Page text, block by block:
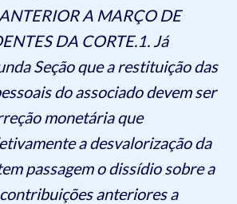
A MARÇO DE
DA CORTE.1. Já
Seção que a restituição das
do associado devem ser
monetária que
a desvalorização da
passagem o dissídio sobre a
anteriores a